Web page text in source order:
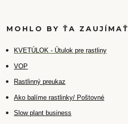
MOHLO BY ŤA ZAUJÍMAŤ
KVETÚLOK - Útulok pre rastliny
VOP
Rastlinný preukaz
Ako balíme rastlinky/ Poštovné
Slow plant business